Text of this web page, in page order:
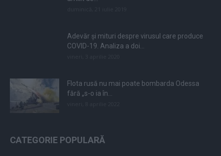
Adevăr și mituri despre virusul care produce
COVID-19. Analiza a doi...
Flota rusă nu mai poate bombarda Odessa
fără „s-o ia în...
CATEGORIE POPULARĂ